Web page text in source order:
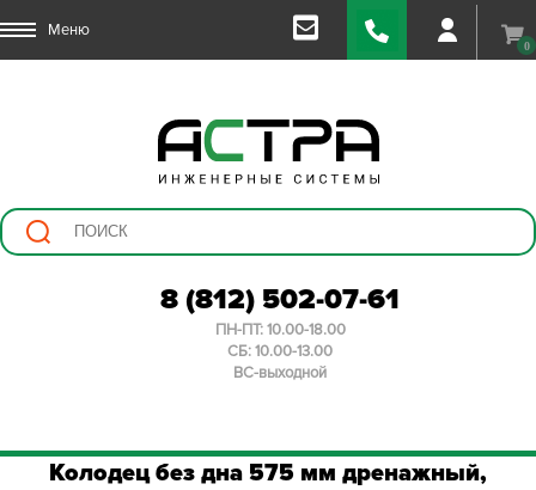
Меню
0
8 (812) 502-07-61
ПН-ПТ: 10.00-18.00
СБ: 10.00-13.00
ВС-выходной
Колодец без дна 575 мм дренажный,